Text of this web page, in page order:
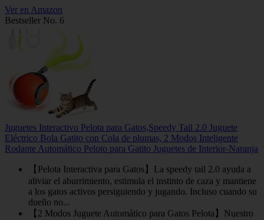
Ver en Amazon
Bestseller No. 6
Juguetes Interactivo Pelota para Gatos,Speedy Tail 2.0 Juguete
Eléctrico Bola Gatito con Cola de plumas, 2 Modos Inteligente
Rodante Automático Peloto para Gatito Juguetes de Interior-Naranja
【Pelota Interactiva para Gatos】La speedy tail 2.0 ayuda a
aliviar el aburrimiento, estimula el instinto de caza y mantiene
a los gatos activos persiguiendo y jugando. Incluso cuando su
dueño no...
【2 Modos Juguete Automático para Gatos Pelota】Nuestro